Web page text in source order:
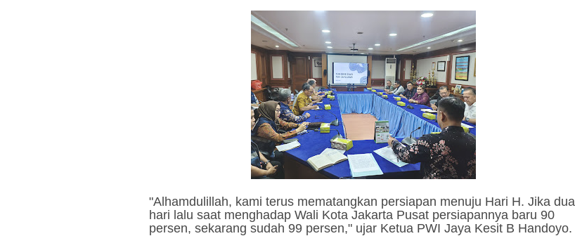
"Alhamdulillah, kami terus mematangkan persiapan menuju Hari H. Jika dua
hari lalu saat menghadap Wali Kota Jakarta Pusat persiapannya baru 90
persen, sekarang sudah 99 persen," ujar Ketua PWI Jaya Kesit B Handoyo.